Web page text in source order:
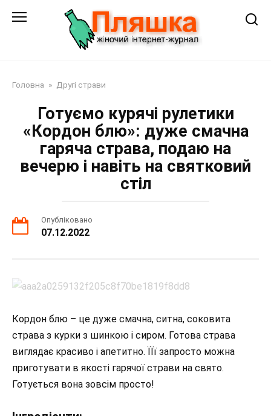
Головна » Другі страви
Готуємо курячі рулетики
«Кордон блю»: дуже смачна
гаряча страва, подаю на
вечерю і навіть на святковий
стіл
Опубліковано
07.12.2022
Кордон блю – це дуже смачна, ситна, соковита
страва з курки з шинкою і сиром. Готова страва
виглядає красиво і апетитно. ЇЇї запросто можна
приготувати в якості гарячої страви на свято.
Готується вона зовсім просто!